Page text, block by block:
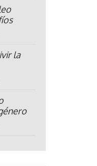
la